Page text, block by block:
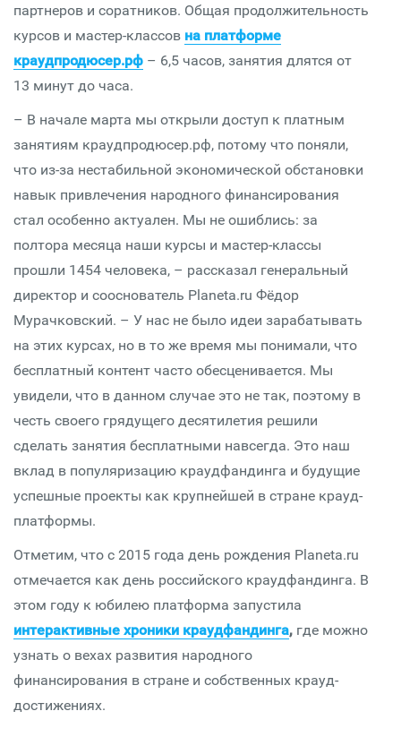
партнеров и соратников. Общая продолжительность
курсов и мастер-классов на платформе
краудпродюсер.рф – 6,5 часов, занятия длятся от
13 минут до часа.
– В начале марта мы открыли доступ к платным
занятиям краудпродюсер.рф, потому что поняли,
что из-за нестабильной экономической обстановки
навык привлечения народного финансирования
стал особенно актуален. Мы не ошиблись: за
полтора месяца наши курсы и мастер-классы
прошли 1454 человека, – рассказал генеральный
директор и сооснователь Planeta.ru Фёдор
Мурачковский. – У нас не было идеи зарабатывать
на этих курсах, но в то же время мы понимали, что
бесплатный контент часто обесценивается. Мы
увидели, что в данном случае это не так, поэтому в
честь своего грядущего десятилетия решили
сделать занятия бесплатными навсегда. Это наш
вклад в популяризацию краудфандинга и будущие
успешные проекты как крупнейшей в стране крауд-
платформы.
Отметим, что с 2015 года день рождения Planeta.ru
отмечается как день российского краудфандинга. В
этом году к юбилею платформа запустила
интерактивные хроники краудфандинга, где можно
узнать о вехах развития народного
финансирования в стране и собственных крауд-
достижениях.